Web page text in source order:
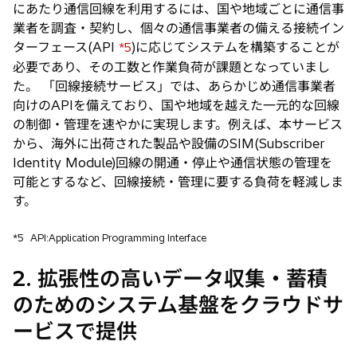
にあたり通信回線を利用するには、国や地域ごとに通信事
業者を調査・契約し、個々の通信事業者の備える接続イン
ターフェース(API *5)に応じてシステムを構築することが
必要であり、その工数と作業負荷が課題となっていまし
た。 「回線接続サービス」では、あらかじめ通信事業者
向けのAPIを備えており、国や地域を越えた一元的な回線
の制御・管理を速やかに実現します。例えば、本サービス
から、海外に出荷された製品や設備のSIM(Subscriber
Identity Module)回線の開通・停止や通信状態の管理を
可能とするなど、回線接続・管理に要する負荷を軽減しま
す。
*5 API:Application Programming Interface
2. 拡張性の高いデータ収集・蓄積
のためのシステム基盤をクラウドサ
ービスで提供